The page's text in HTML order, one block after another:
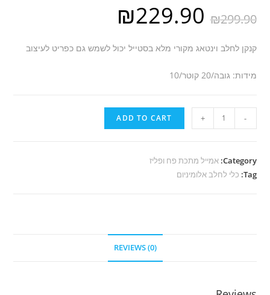
₪299.90
₪229.90
קנקן לחלב וינטאג מקורי מלא בסטייל יכול לשמש גם כפריט לעיצוב
מידות: גובה/20 קוטר/10
-
S109
קנקן
אלומיניום
quantity
+
ADD TO CART
Category: אמייל מתכת פח ופליז
Tag: כלי לחלב אלומיניום
REVIEWS (0)